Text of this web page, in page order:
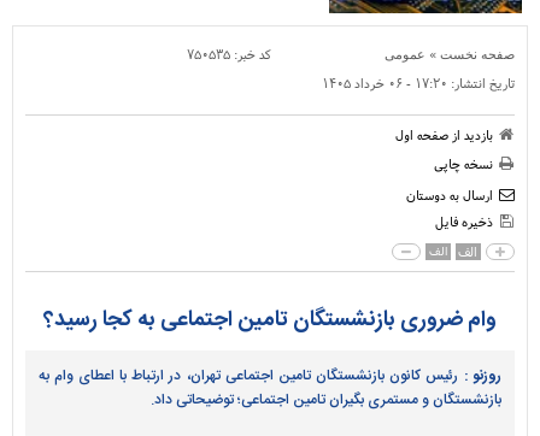
صفحه نخست » عمومی کد خبر: ۷۵۰۵۳۵
تاریخ انتشار: ۱۷:۲۰ - ۰۶ خرداد ۱۴۰۵
بازدید از صفحه اول
نسخه چاپی
ارسال به دوستان
ذخیره فایل
الف الف
وام ضروری بازنشستگان تامین اجتماعی به کجا رسید؟
روزنو : رئیس کانون بازنشستگان تامین اجتماعی تهران، در ارتباط با اعطای وام به
بازنشستگان و مستمری بگیران تامین اجتماعی؛ توضیحاتی داد.